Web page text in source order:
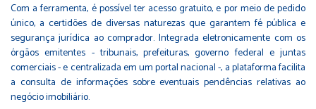
Com a ferramenta, é possível ter acesso gratuito, e por meio de pedido
único, a certidões de diversas naturezas que garantem fé pública e
segurança jurídica ao comprador. Integrada eletronicamente com os
órgãos emitentes - tribunais, prefeituras, governo federal e juntas
comerciais - e centralizada em um portal nacional -, a plataforma facilita
a consulta de informações sobre eventuais pendências relativas ao
negócio imobiliário.